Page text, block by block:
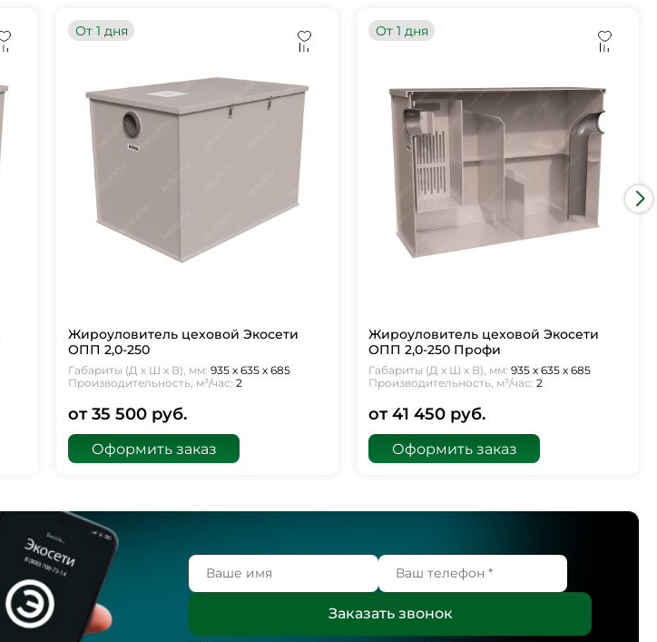
От 1 дня
Жироуловитель цеховой Экосети
ОПП 2,0-250
Габариты (Д х Ш х В), мм: 935 х 635 х 685
Производительность, м³/час: 2
от 35 500 руб.
Оформить заказ
От 1 дня
Жироуловитель цеховой Экосети
ОПП 2,0-250 Профи
Габариты (Д х Ш х В), мм: 935 х 635 х 685
Производительность, м³/час: 2
от 41 450 руб.
Оформить заказ